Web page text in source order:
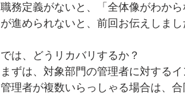
職務定義がないと、「全体像がわか
が進められないと、前回お伝えしまし
では、どうリカバリするか？
まずは、対象部門の管理者に対するイ
管理者が複数いらっしゃる場合は、